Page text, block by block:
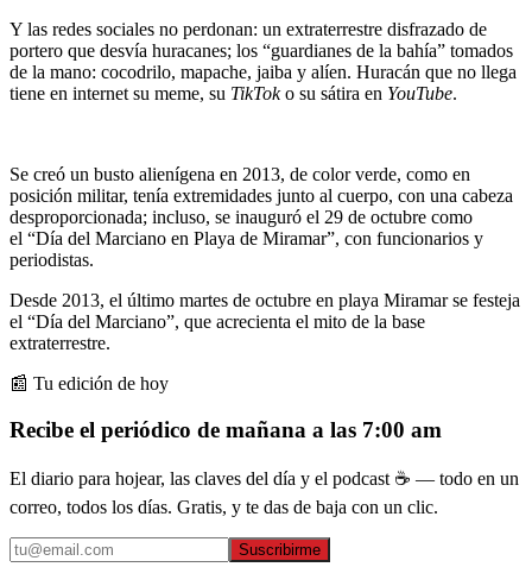
Y las redes sociales no perdonan: un extraterrestre disfrazado de
portero que desvía huracanes; los “guardianes de la bahía” tomados
de la mano: cocodrilo, mapache, jaiba y alíen. Huracán que no llega
tiene en internet su meme, su TikToko su sátira en YouTube.
Se creó un busto alienígena en 2013, de color verde, como en
posición militar, tenía extremidades junto al cuerpo, con una cabeza
desproporcionada; incluso, se inauguró el 29 de octubre como
el “Día del Marciano en Playa de Miramar”, con funcionarios y
periodistas.
Desde 2013, el último martes de octubre en playa Miramar se festeja
el “Día del Marciano”, que acrecienta el mito de la base
extraterrestre.
📰 Tu edición de hoy
Recibe el periódico de mañana a las 7:00 am
El diario para hojear, las claves del día y el podcast ☕ — todo en un
correo, todos los días. Gratis, y te das de baja con un clic.
Suscribirme